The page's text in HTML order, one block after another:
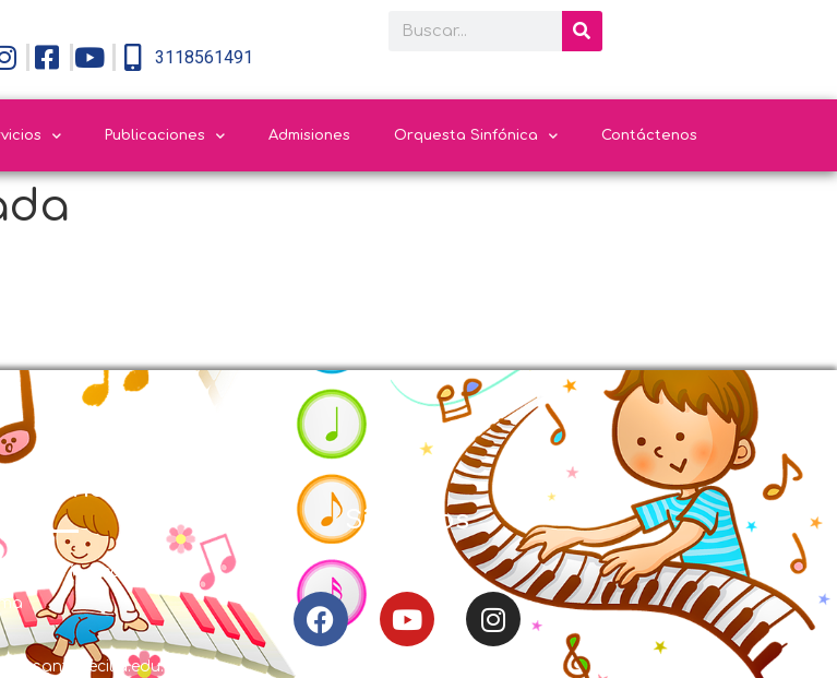
3118561491
Publicaciones Admisiones Orquesta Sinfónica Contáctenos
150 Vía Picaleña
Síguenos